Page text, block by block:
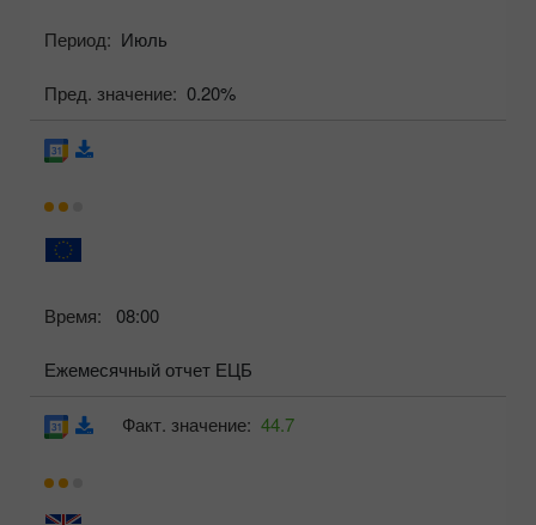
Период: Июль
Пред. значение: 0.20%
Время: 08:00
Ежемесячный отчет ЕЦБ
Факт. значение: 44.7